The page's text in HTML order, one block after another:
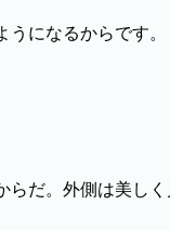
になるからです。
だ。外側は美し